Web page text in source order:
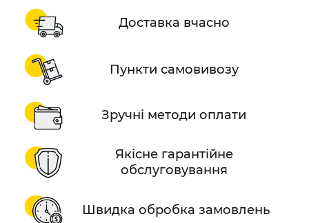
Доставка вчасно
Пункти самовивозу
Зручні методи оплати
Якісне гарантійне
обслуговування
Швидка обробка замовлень